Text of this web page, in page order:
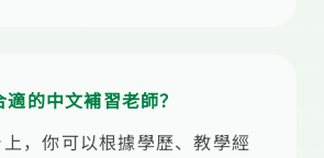
的中文補習老師？
，你可以根據學歷、教學經